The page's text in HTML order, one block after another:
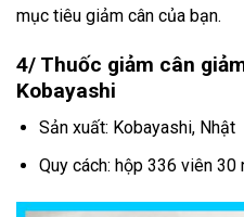
mục tiêu giảm cân của bạn.
4/ Thuốc giảm cân
Kobayashi
Sản xuất: Kobayashi, Nhật
Quy cách: hộp 336 viên 30